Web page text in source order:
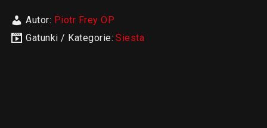
Autor: Piotr Frey OP
Gatunki / Kategorie:Siesta